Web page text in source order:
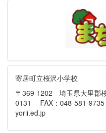
寄居町立桜沢小学校
〒369-1202 埼玉県大里郡
0131 FAX：048-581-
yorii.ed.jp